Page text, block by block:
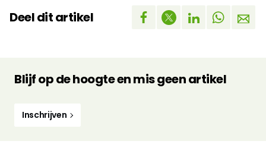
Deel dit artikel
Blijf op de hoogte en mis geen artikel
Inschrijven